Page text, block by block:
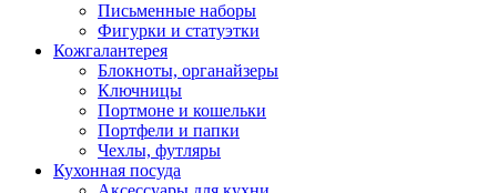
Письменные наборы
Фигурки и статуэтки
Кожгалантерея
Блокноты, органайзеры
Ключницы
Портмоне и кошельки
Портфели и папки
Чехлы, футляры
Кухонная посуда